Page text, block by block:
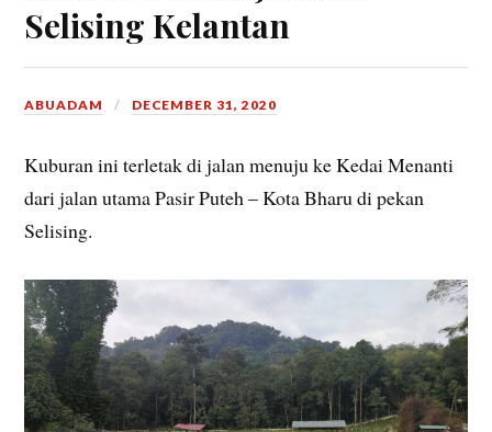
Selising Kelantan
ABUADAM DECEMBER 31, 2020
Kuburan ini terletak di jalan menuju ke Kedai Menanti
dari jalan utama Pasir Puteh – Kota Bharu di pekan
Selising.